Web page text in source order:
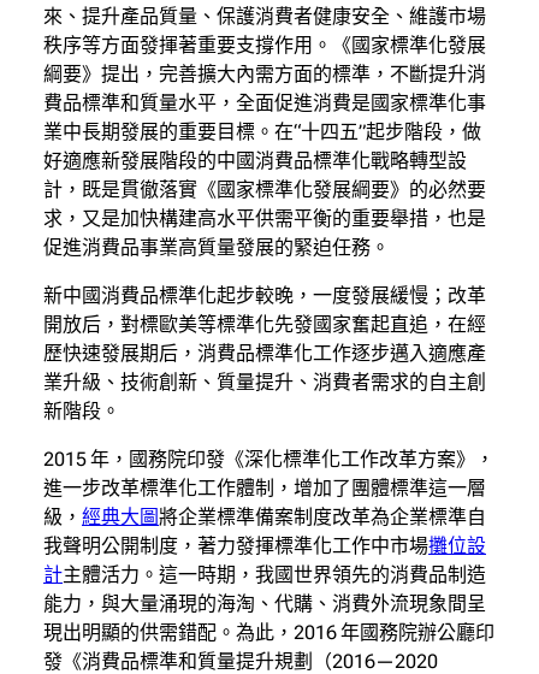
來、提升產品質量、保護消費者健康安全、維護市場
秩序等方面發揮著重要支撐作用。《國家標準化發展
綱要》提出，完善擴大內需方面的標準，不斷提升消
費品標準和質量水平，全面促進消費是國家標準化事
業中長期發展的重要目標。在“十四五”起步階段，做
好適應新發展階段的中國消費品標準化戰略轉型設
計，既是貫徹落實《國家標準化發展綱要》的必然要
求，又是加快構建高水平供需平衡的重要舉措，也是
促進消費品事業高質量發展的緊迫任務。
新中國消費品標準化起步較晚，一度發展緩慢；改革
開放后，對標歐美等標準化先發國家奮起直追，在經
歷快速發展期后，消費品標準化工作逐步邁入適應產
業升級、技術創新、質量提升、消費者需求的自主創
新階段。
2015 年，國務院印發《深化標準化工作改革方案》，
進一步改革標準化工作體制，增加了團體標準這一層
級， 經典大圖將企業標準備案制度改革為企業標準自
我聲明公開制度，著力發揮標準化工作中市場攤位設
計主體活力。這一時期，我國世界領先的消費品制造
能力，與大量涌現的海淘、代購、消費外流現象間呈
現出明顯的供需錯配。為此，2016 年國務院辦公廳印
發《消費品標準和質量提升規劃（2016—2020